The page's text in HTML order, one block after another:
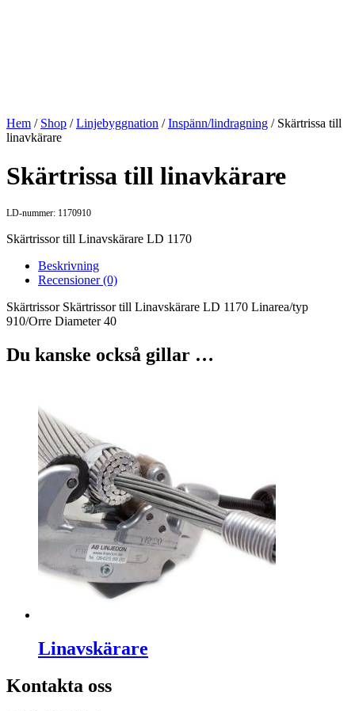
Hem / Shop /Linjebyggnation /Inspänn/lindragning / Skärtrissa till
linavkärare
Skärtrissa till linavkärare
LD-nummer: 1170910
Skärtrissor till Linavskärare LD 1170
Beskrivning
Recensioner (0)
Skärtrissor Skärtrissor till Linavskärare LD 1170 Linarea/typ
910/Orre Diameter 40
Du kanske också gillar …
Linavskärare
Kontakta oss